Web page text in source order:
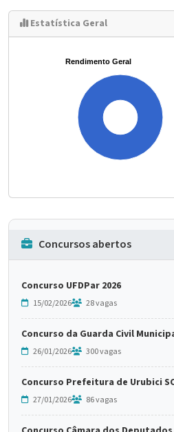
Estatística Geral
Rendimento Geral
Concursos abertos
Concurso UFDPar 2026
15/02/2026 28 vagas
Concurso da Guarda Civil
26/01/2026 300 vagas
Concurso Prefeitura de Urubici
27/01/2026 86 vagas